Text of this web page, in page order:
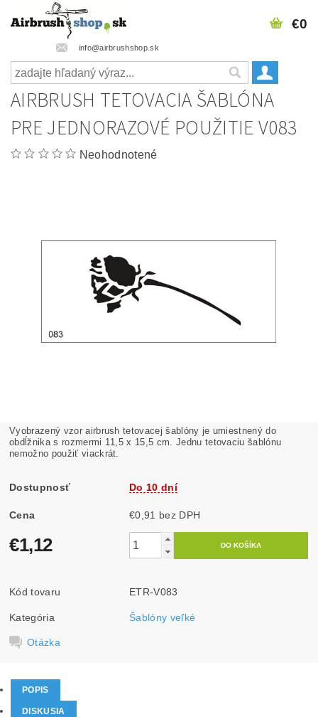
info@airbrushshop.sk
€0
AIRBRUSH TETOVACIA ŠABLÓNA
PRE JEDNORAZOVÉ POUŽITIE V083
Neohodnotené
Vyobrazený vzor airbrush tetovacej šablóny je umiestnený do
obdĺžnika s rozmermi 11,5 x 15,5 cm. Jednu tetovaciu šablónu
nemožno použiť viackrát.
Dostupnosť Do 10 dní
Cena €0,91 bez DPH
€1,12
Kód tovaru ETR-V083
Kategória Šablóny veľké
Otázka
POPIS
DISKUSIA